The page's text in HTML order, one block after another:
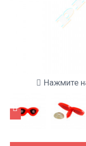
Нажмите